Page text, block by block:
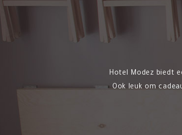
Hotel Modez biedt
Ook leuk om